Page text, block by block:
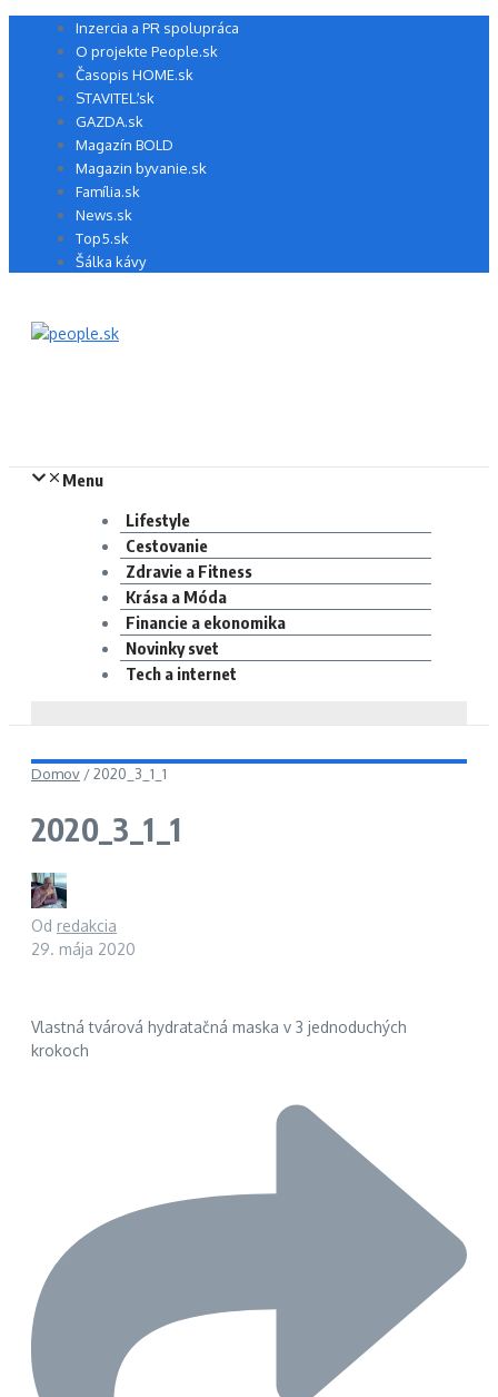
Preskočiť Inzercia a PR spolupráca
O projekte People.sk
Časopis HOME.sk
STAVITEĽ.sk
GAZDA.sk
Magazín BOLD
Magazin byvanie.sk
Família.sk
News.sk
Top5.sk
Šálka kávy
Menu
Lifestyle
Cestovanie
Zdravie a Fitness
Krása a Móda
Financie a ekonomika
Novinky svet
Tech a internet
Domov /2020_3_1_1
2020_3_1_1
Od redakcia
29. mája 2020
Vlastná tvárová hydratačná maska v 3 jednoduchých
krokoch